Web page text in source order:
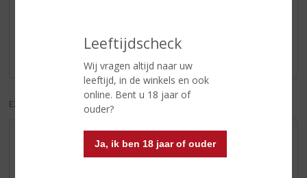
Leeftijdscheck
Wij vragen altijd naar uw
leeftijd, in de winkels en ook
online. Bent u 18 jaar of
ouder?
Ja, ik ben 18 jaar of ouder
Er zijn nog geen reviews geplaatst voor dit product
EXCL. BTW INCL. BTW
AANBIEDINGEN